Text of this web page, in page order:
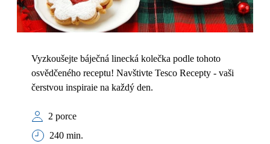
Vyzkoušejte báječná linecká kolečka podle tohoto
osvědčeného receptu! Navštivte Tesco Recepty - vaši
čerstvou inspiraie na každý den.
2 porce
240 min.